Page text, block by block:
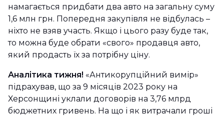
намагається придбати два авто на загальну суму
1,6 млн грн. Попередня закупівля не відбулась –
ніхто не взяв участь. Якщо і цього разу буде так,
то можна буде обрати «свого» продавця авто,
який продасть їх за потрібну ціну.
Аналітика тижня! «Антикорупційний вимір»
підрахував, що за 9 місяців 2023 року на
Херсонщині уклали договорів на 3,76 млрд
бюджетних гривень. На що і як витрачали гроші